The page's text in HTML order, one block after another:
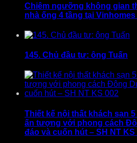
Chiêm ngưỡng không gian
nhà ống 4 tầng tại Vinhomes
145. Chủ đầu tư: ông Tuấn
Thiết kế nội thất khách sạn
ấn tượng với phong cách
đáo và cuốn hút – SH NT KS